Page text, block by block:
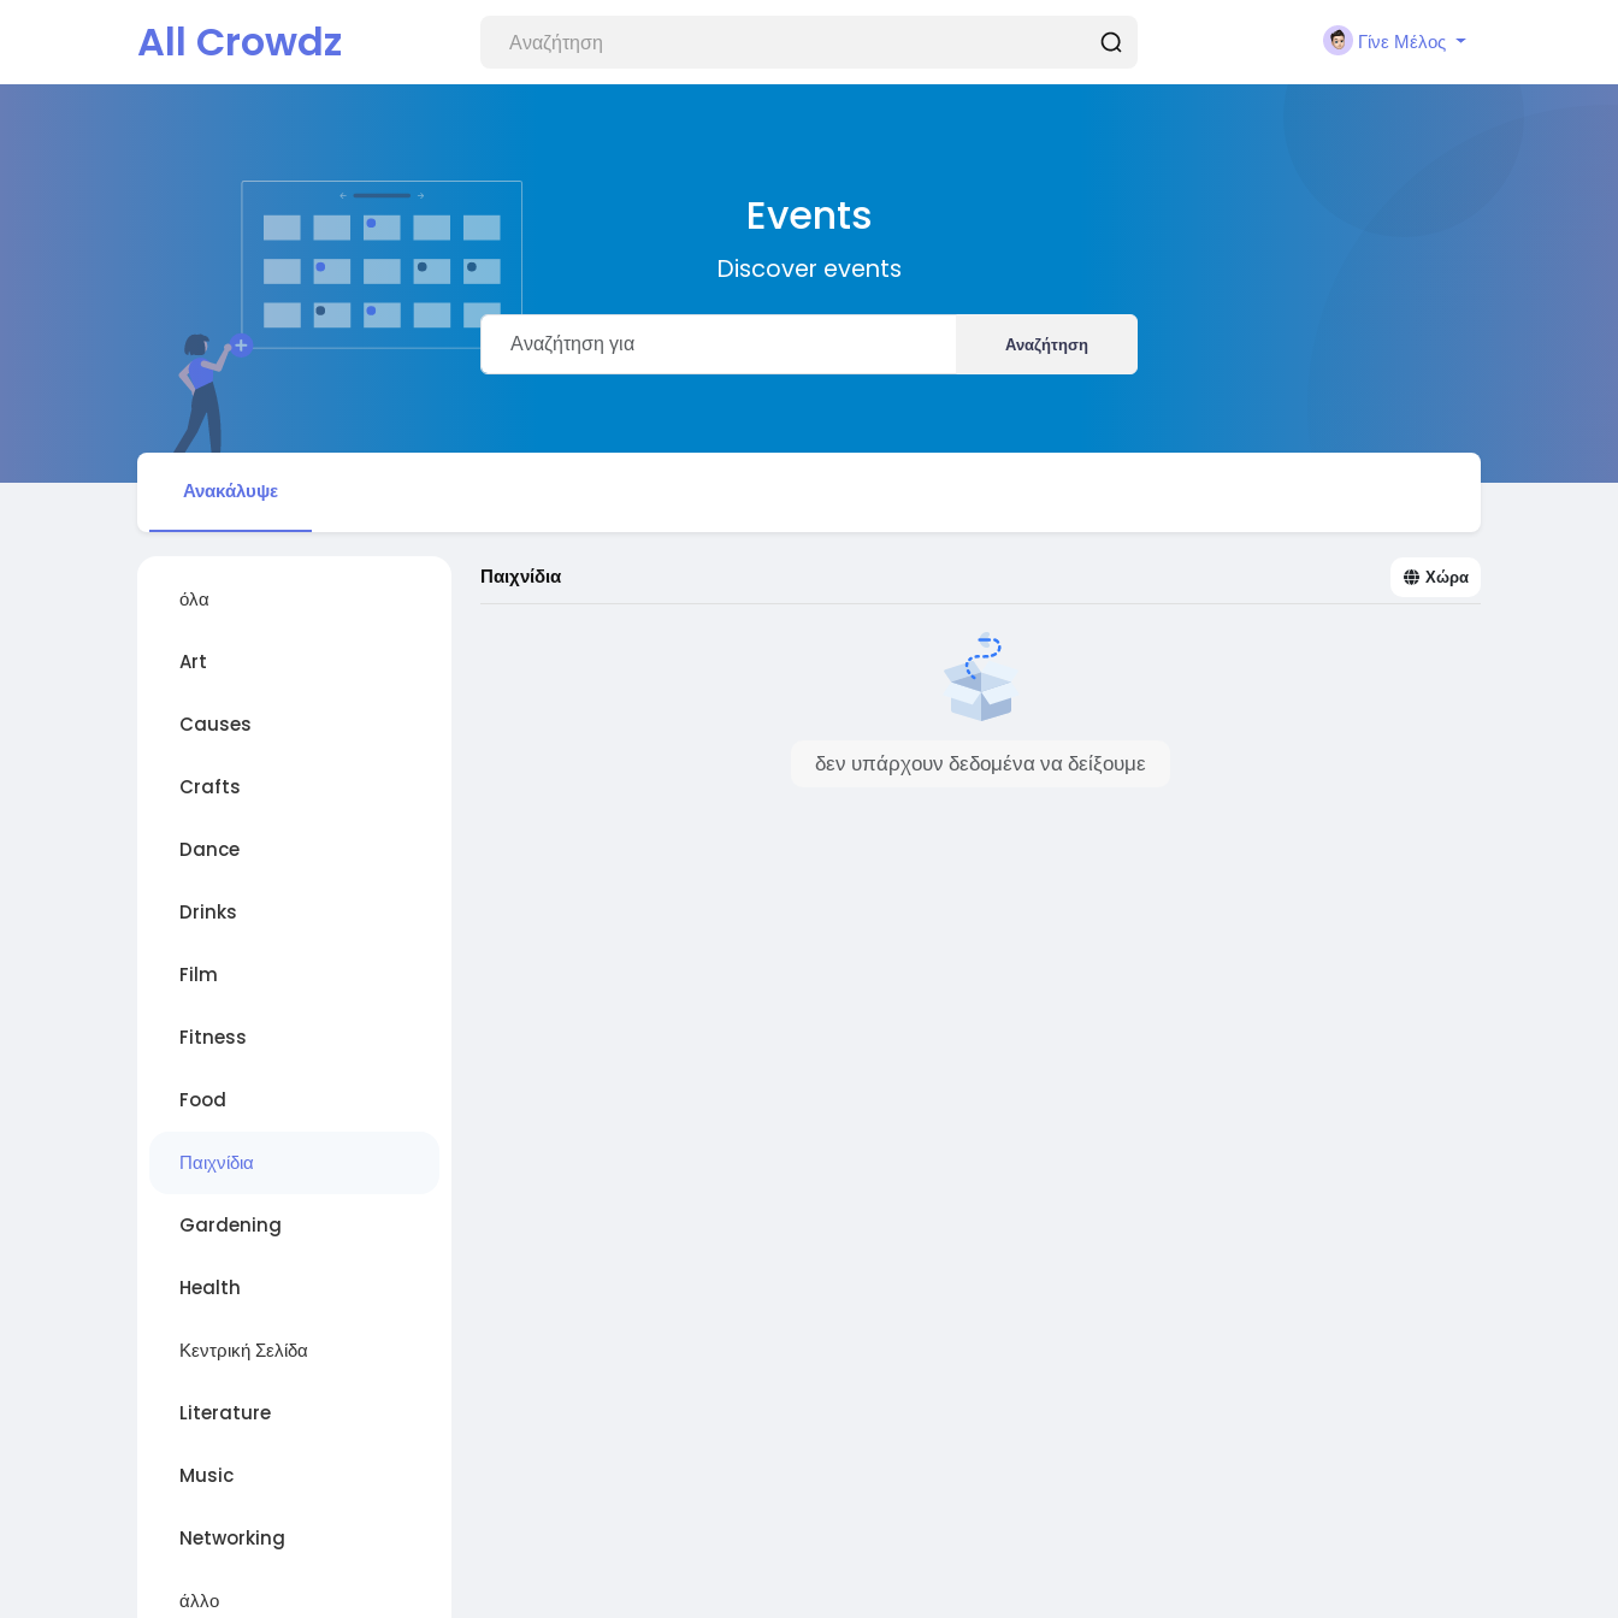
All Crowdz Γίνε Μέλος
Events
Discover events
Αναζήτηση
Ανακάλυψε
όλα
Art
Causes
Crafts
Dance
Drinks
Film
Fitness
Food
Παιχνίδια
Gardening
Health
Κεντρική Σελίδα
Literature
Music
Networking
άλλο
Παιχνίδια Χώρα
δεν υπάρχουν δεδομένα να δείξουμε